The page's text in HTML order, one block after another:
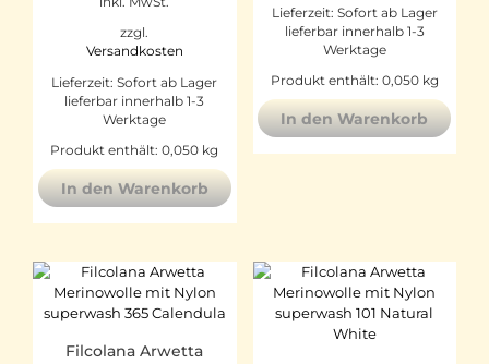
zzgl.
Versandkosten
Lieferzeit:Sofort ab Lager
lieferbar innerhalb 1-3
Werktage
Produkt enthält: 0,050 kg
In den Warenkorb
Lieferzeit: Sofort ab Lager
lieferbar innerhalb 1-3
Werktage
Produkt enthält: 0,050 kg
In den Warenkorb
Filcolana Arwetta